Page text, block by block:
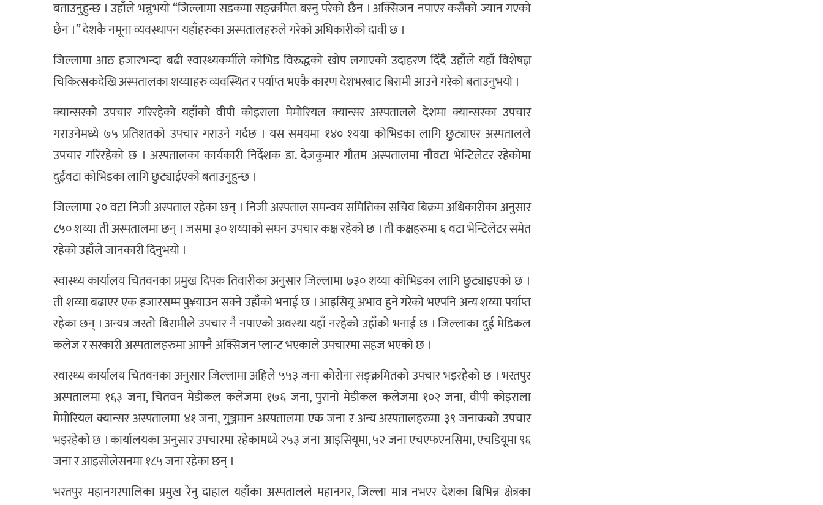
बताउनुहुन्छ । उहाँले भन्नुभयो “जिल्लामा सडकमा सङ्क्रमित बस्नु परेको छैन । अक्सिजन नपाएर कसैको ज्यान गएको
छैन ।” देशकै नमूना व्यवस्थापन यहाँहरुका अस्पतालहरुले गरेको अधिकारीको दावी छ ।
जिल्लामा आठ हजारभन्दा बढी स्वास्थ्यकर्मीले कोभिड विरुद्धको खोप लगाएको उदाहरण दिँदै उहाँले यहाँ विशेषज्ञ
चिकित्सकदेखि अस्पतालका शय्याहरु व्यवस्थित र पर्याप्त भएकै कारण देशभरबाट बिरामी आउने गरेको बताउनुभयो ।
क्यान्सरको उपचार गरिरहेको यहाँको वीपी कोइराला मेमोरियल क्यान्सर अस्पतालले देशमा क्यान्सरका उपचार
गराउनेमध्ये ७५ प्रतिशतको उपचार गराउने गर्दछ । यस समयमा १४० श्यया कोभिडका लागि छु्ट्याएर अस्पतालले
उपचार गरिरहेको छ । अस्पतालका कार्यकारी निर्देशक डा. देजकुमार गौतम अस्पतालमा नौवटा भेन्टिलेटर रहेकोमा
दुईवटा कोभिडका लागि छुट्याईएको बताउनुहुन्छ ।
जिल्लामा २० वटा निजी अस्पताल रहेका छन् । निजी अस्पताल समन्वय समितिका सचिव बिक्रम अधिकारीका अनुसार
८५० शय्या ती अस्पतालमा छन् । जसमा ३० शय्याको सघन उपचार कक्ष रहेको छ । ती कक्षहरुमा ६ वटा भेन्टिलेटर समेत
रहेको उहाँले जानकारी दिनुभयो ।
स्वास्थ्य कार्यालय चितवनका प्रमुख दिपक तिवारीका अनुसार जिल्लामा ७३० शय्या कोभिडका लागि छुट्याइएको छ ।
ती शय्या बढाएर एक हजारसम्म पु¥याउन सक्ने उहाँको भनाई छ । आइसियू अभाव हुने गरेको भएपनि अन्य शय्या पर्याप्त
रहेका छन् । अन्यत्र जस्तो बिरामीले उपचार नै नपाएको अवस्था यहाँ नरहेको उहाँको भनाई छ । जिल्लाका दुई मेडिकल
कलेज र सरकारी अस्पतालहरुमा आफ्नै अक्सिजन प्लान्ट भएकाले उपचारमा सहज भएको छ ।
स्वास्थ्य कार्यालय चितवनका अनुसार जिल्लामा अहिले ५५३ जना कोरोना सङ्क्रमितको उपचार भइरहेको छ । भरतपुर
अस्पतालमा १६३ जना, चितवन मेडीकल कलेजमा १७६ जना, पुरानो मेडीकल कलेजमा १०२ जना, वीपी कोइराला
मेमोरियल क्यान्सर अस्पतालमा ४१ जना, गुञ्जमान अस्पतालमा एक जना र अन्य अस्पतालहरुमा ३९ जनाकको उपचार
भइरहेको छ । कार्यालयका अनुसार उपचारमा रहेकामध्ये २५३ जना आइसियूमा, ५२ जना एचएफएनसिमा, एचडियूमा ९६
जना र आइसोलेसनमा १८५ जना रहेका छन् ।
भरतपुर महानगरपालिका प्रमुख रेनु दाहाल यहाँका अस्पतालले महानगर, जिल्ला मात्र नभएर देशका बिभिन्न क्षेत्रका